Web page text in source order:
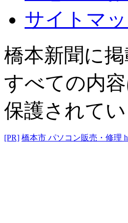
サイトマ
橋本新聞に
すべての内
保護されてい
[PR] 橋本市 パソコン販売・修理